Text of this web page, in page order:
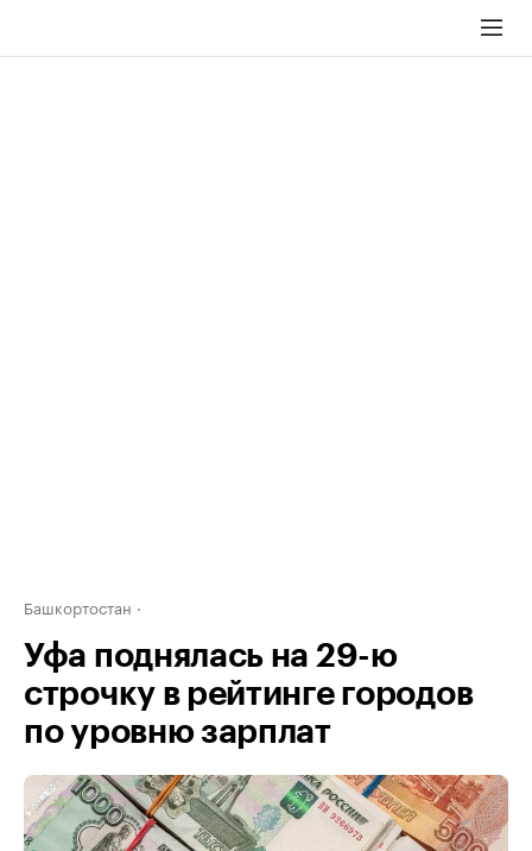
Башкортостан
Уфа поднялась на 29-ю
строчку в рейтинге городов
по уровню зарплат